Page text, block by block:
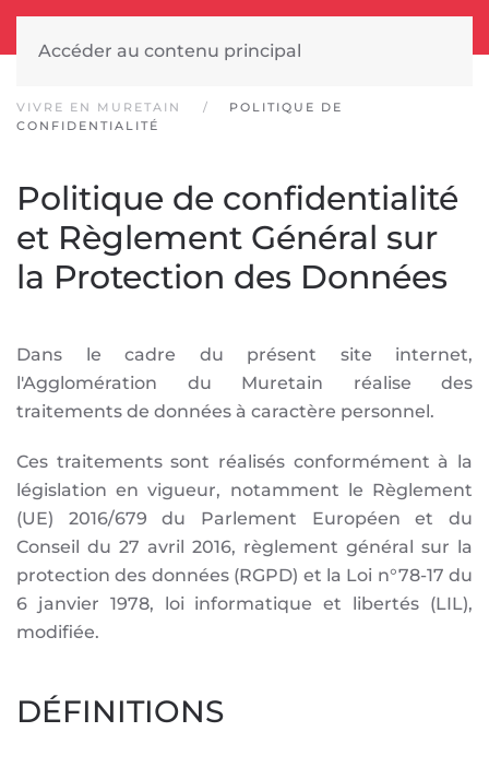
Accéder au contenu principal
VIVRE EN MURETAIN
POLITIQUE DE
CONFIDENTIALITÉ
Politique de confidentialité
et Règlement Général sur
la Protection des Données
Dans le cadre du présent site internet,
l'Agglomération du Muretain réalise des
traitements de données à caractère personnel.
Ces traitements sont réalisés conformément à la
législation en vigueur, notamment le Règlement
(UE) 2016/679 du Parlement Européen et du
Conseil du 27 avril 2016, règlement général sur la
protection des données (RGPD) et la Loi n°78-17 du
6 janvier 1978, loi informatique et libertés (LIL),
modifiée.
DÉFINITIONS